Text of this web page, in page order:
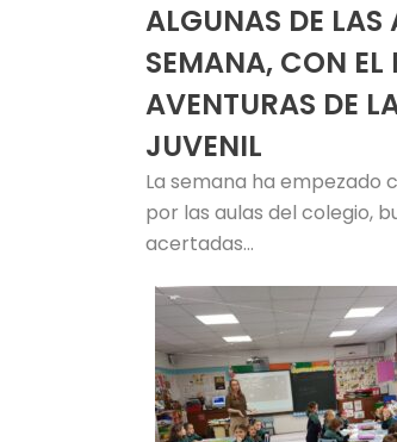
ALGUNAS DE LAS
SEMANA, CON EL
AVENTURAS DE
JUVENIL
La semana ha empezado
por las aulas del colegio,
acertadas…